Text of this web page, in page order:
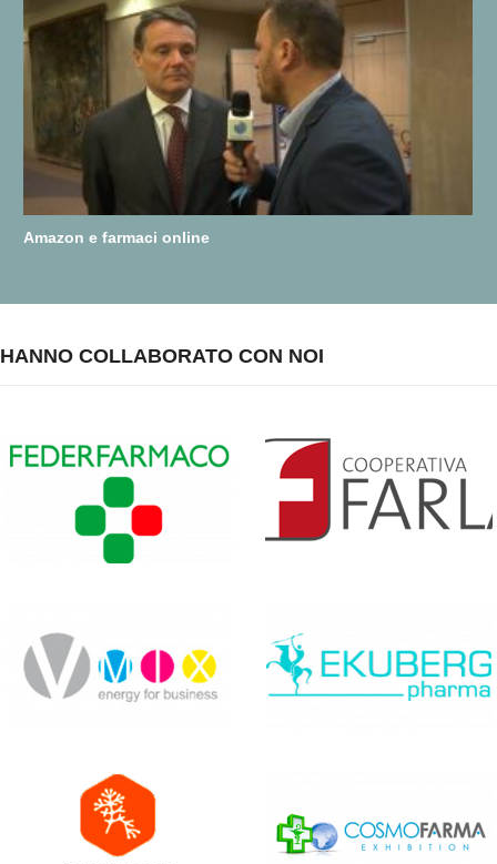
Amazon e farmaci online
HANNO COLLABORATO CON NOI